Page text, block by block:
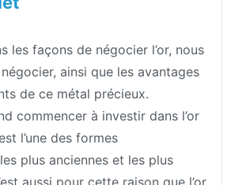
les façons de négocier l’or, nous
ainsi que les avantages
de ce métal précieux.
commencer à investir dans l’or
l’une des formes
plus anciennes et les plus
aussi pour cette raison que l’or